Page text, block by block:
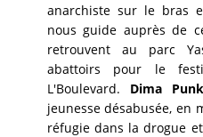
anarchiste sur le bras
nous guide auprès de
retrouvent au parc
abattoirs pour le
L'Boulevard. Dima Punk
jeunesse désabusée, en
réfugie dans la drogue